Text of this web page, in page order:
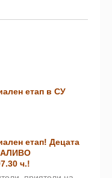
етап в СУ
етап! Децата
ч.!